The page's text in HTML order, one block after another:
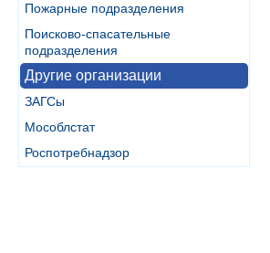
Пожарные подразделения
Поисково-спасательные
подразделения
Другие организации
ЗАГСы
Мособлстат
Роспотребнадзор